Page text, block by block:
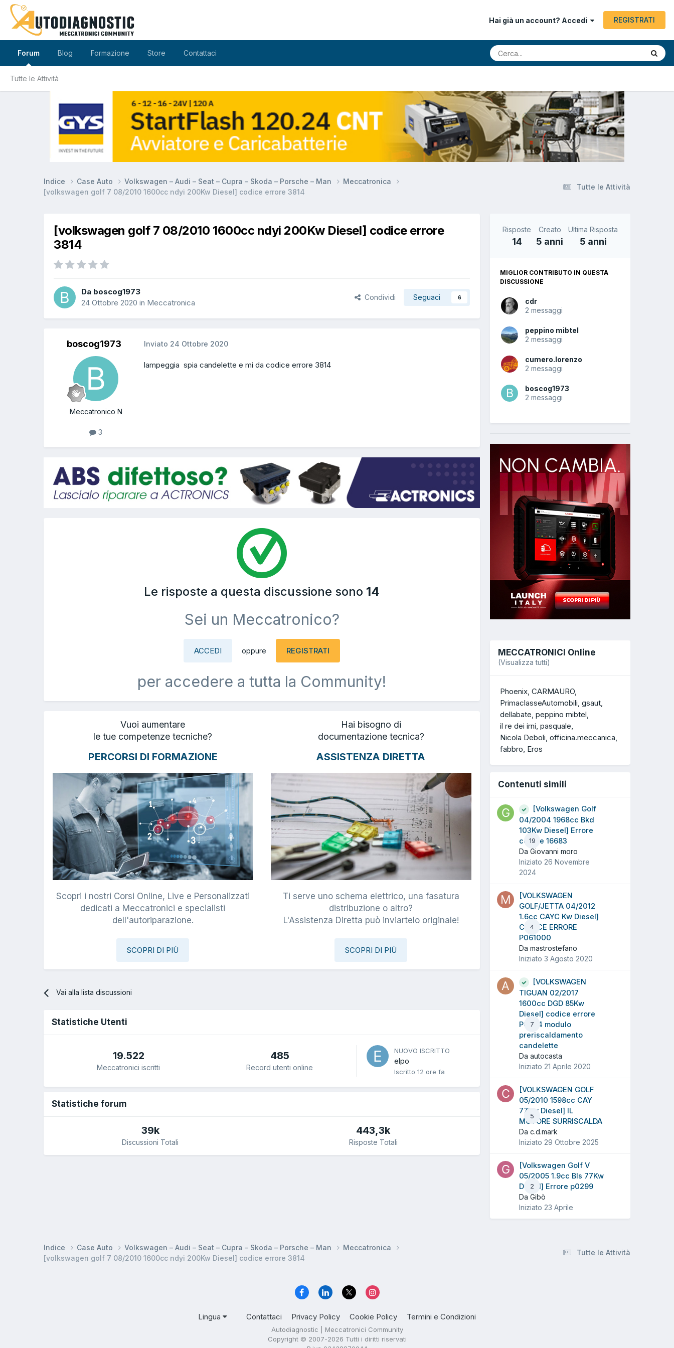
Hai già un account? Accedi REGISTRATI
Forum
Tutte le Attività
Blog Formazione Store Contattaci
Tutte le Attività
Indice Case Auto Volkswagen – Audi – Seat – Cupra – Skoda – Porsche – Man
Meccatronica
[volkswagen golf 7 08/2010 1600cc ndyi 200Kw Diesel] codice errore 3814
[volkswagen golf 7 08/2010 1600cc ndyi 200Kw Diesel] codice errore
3814
Da boscog1973
24 Ottobre 2020 in Meccatronica
Condividi Seguaci 6
boscog1973
Meccatronico N
3
Inviato 24 Ottobre 2020
lampeggia spia candelette e mi da codice errore 3814
Le risposte a questa discussione sono 14
Sei un Meccatronico?
ACCEDI oppure REGISTRATI
per accedere a tutta la Community!
Vuoi aumentare
le tue competenze tecniche?
PERCORSI DI FORMAZIONE
Scopri i nostri Corsi Online, Live e Personalizzati
dedicati a Meccatronici e specialisti
dell'autoriparazione.
SCOPRI DI PIÙ
Hai bisogno di
documentazione tecnica?
ASSISTENZA DIRETTA
Ti serve uno schema elettrico, una fasatura
distribuzione o altro?
L'Assistenza Diretta può inviartelo originale!
SCOPRI DI PIÙ
Vai alla lista discussioni
Statistiche Utenti
19.522
Meccatronici iscritti
485
Record utenti online
NUOVO ISCRITTO
elpo
Iscritto 12 ore fa
Statistiche forum
39k
Discussioni Totali
443,3k
Risposte Totali
Risposte
14
Creato
5 anni
Ultima Risposta
5 anni
MIGLIOR CONTRIBUTO IN QUESTA
DISCUSSIONE
cdr
2 messaggi
peppino mibtel
2 messaggi
cumero.lorenzo
2 messaggi
boscog1973
2 messaggi
MECCATRONICI Online
(Visualizza tutti)
Phoenix CARMAURO
PrimaclasseAutomobili gsaut
dellabate peppino mibtel
il re dei irni pasquale
Nicola Deboli officina.meccanica
fabbro Eros
Contenuti simili
19
[Volkswagen Golf
04/2004 1968cc Bkd
103Kw Diesel] Errore
codice 16683
Da Giovanni moro
Iniziato 26 Novembre
2024
4
[VOLKSWAGEN
GOLF/JETTA 04/2012
1.6cc CAYC Kw Diesel]
CODICE ERRORE
P061000
Da mastrostefano
Iniziato 3 Agosto 2020
7
[VOLKSWAGEN
TIGUAN 02/2017
1600cc DGD 85Kw
Diesel] codice errore
P0684 modulo
preriscaldamento
candelette
Da autocasta
Iniziato 21 Aprile 2020
5
[VOLKSWAGEN GOLF
05/2010 1598cc CAY
77Kw Diesel] IL
MOTORE SURRISCALDA
Da c.d.mark
Iniziato 29 Ottobre 2025
2
[Volkswagen Golf V
05/2005 1.9cc Bls 77Kw
Diesel] Errore p0299
Da Gibò
Iniziato 23 Aprile
Tutte le Attività
Indice Case Auto Volkswagen – Audi – Seat – Cupra – Skoda – Porsche – Man
Meccatronica
[volkswagen golf 7 08/2010 1600cc ndyi 200Kw Diesel] codice errore 3814
Lingua Contattaci Privacy Policy Cookie Policy Termini e Condizioni
Autodiagnostic | Meccatronici Community
Copyright © 2007-2026 Tutti i diritti riservati